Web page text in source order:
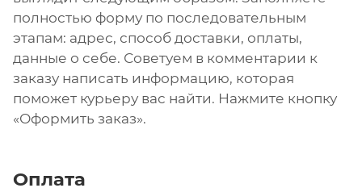
полностью форму по последовательным
этапам: адрес, способ доставки, оплаты,
данные о себе. Советуем в комментарии к
заказу написать информацию, которая
поможет курьеру вас найти. Нажмите кнопку
«Оформить заказ».
Оплата